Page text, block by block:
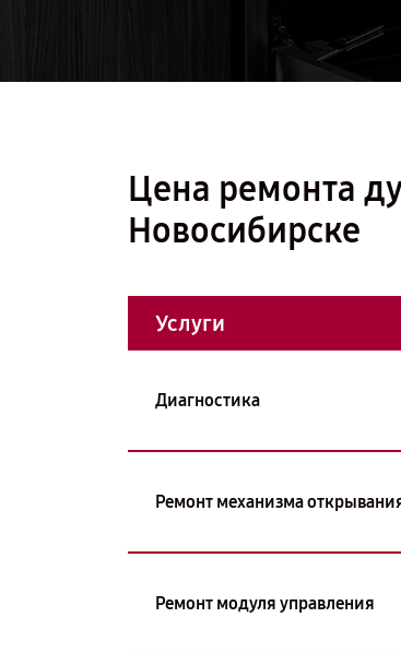
Цена ремонта
Новосибирске
Услуги
Диагностика
Ремонт механизма
Ремонт модуля управления